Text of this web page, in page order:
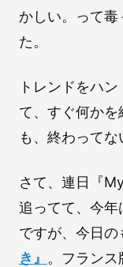
かしい。って毒
た。
トレンドをハ
て、すぐ何か
も、終わってな
さて、連日『
追ってて、今
ですが、今日の
き』 。フラン